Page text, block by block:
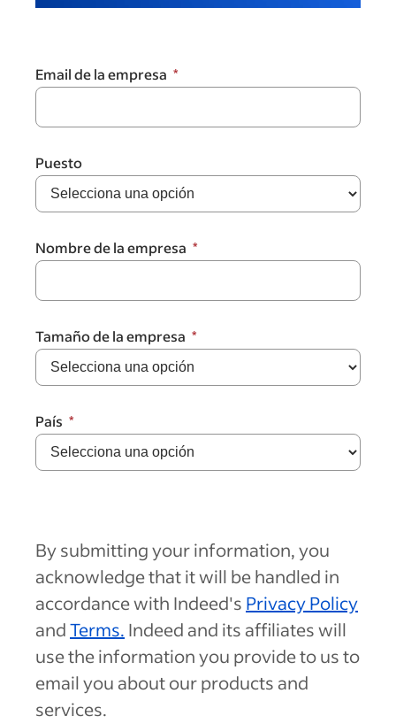
Email de la empresa
Puesto
Nombre de la empresa
Tamaño de la empresa
País
By submitting your information, you
acknowledge that it will be handled in
accordance with Indeed's Privacy Policy
andTerms. Indeed and its affiliates will
use the information you provide to us to
email you about our products and
services.